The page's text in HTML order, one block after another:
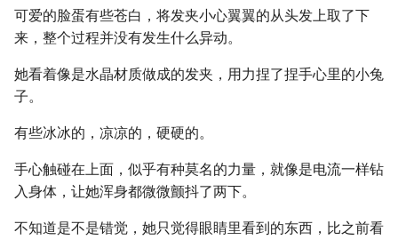
可爱的脸蛋有些苍白，将发夹小心翼翼的从头发上取了下
来，整个过程并没有发生什么异动。
她看着像是水晶材质做成的发夹，用力捏了捏手心里的小兔
子。
有些冰冰的，凉凉的，硬硬的。
手心触碰在上面，似乎有种莫名的力量，就像是电流一样钻
入身体，让她浑身都微微颤抖了两下。
不知道是不是错觉，她只觉得眼睛里看到的东西，比之前看